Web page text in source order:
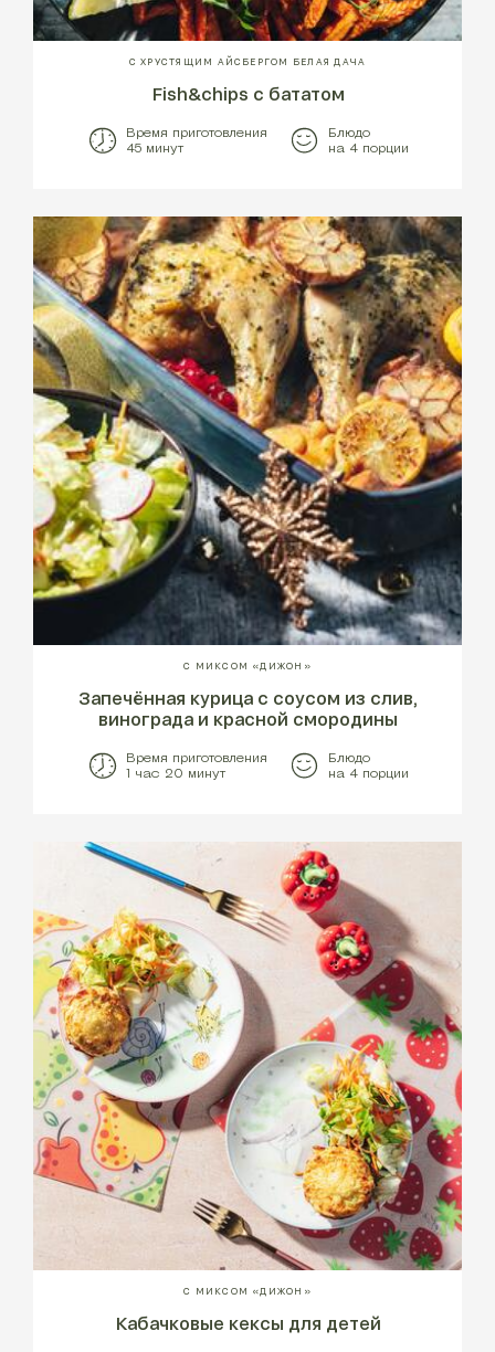
С ХРУСТЯЩИМ АЙСБЕРГОМ БЕЛАЯ ДАЧА
Fish&chips с бататом
Время приготовления
45 минут
Блюдо
на 4 порции
С МИКСОМ «ДИЖОН»
Запечённая курица с соусом из слив,
винограда и красной смородины
Время приготовления
1 час 20 минут
Блюдо
на 4 порции
С МИКСОМ «ДИЖОН»
Кабачковые кексы для детей